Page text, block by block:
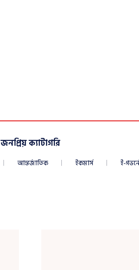
জনপ্রিয় ক্যাটাগরি
আন্তর্জাতিক ইকমার্স ই-